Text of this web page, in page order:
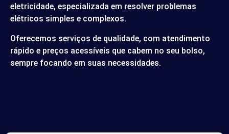
eletricidade, especializada em resolver problemas
elétricos simples e complexos.
Oferecemos serviços de qualidade, com atendimento
rápido e preços acessíveis que cabem no seu bolso,
sempre focando em suas necessidades.